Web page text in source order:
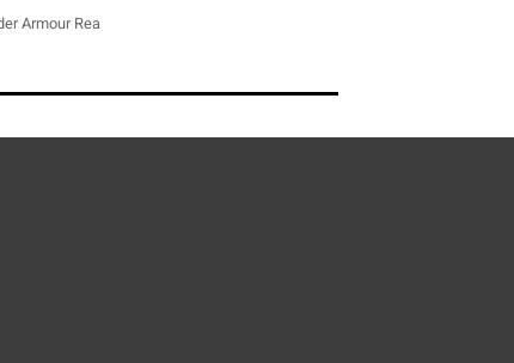
Armour Rea